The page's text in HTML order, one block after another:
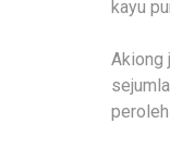
kayu
Akiong